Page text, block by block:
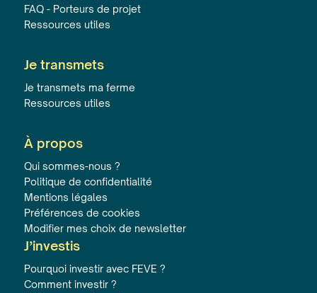
FAQ - Porteurs de projet
Ressources utiles
Je transmets
Je transmets ma ferme
Ressources utiles
À propos
Qui sommes-nous ?
Politique de confidentialité
Mentions légales
Préférences de cookies
Modifier mes choix de newsletter
J’investis
Pourquoi investir avec FEVE ?
Comment investir ?